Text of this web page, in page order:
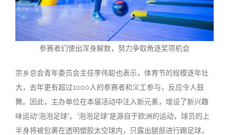
参赛者们使出浑身解数，努力争取角逐奖项机会
宗乡总会青年委员会主任李伟聪也表示，体育节的规模逐年壮
大，去年更有超过1000人的参赛者和义工参与，反应令人鼓
舞。因此，主办单位在本届活动中注入新元素，增设了新兴趣
味运动“泡泡足球”。“泡泡足球”是源自于欧洲的运动，球员的上
半身将被包裹在透明塑胶太空球内，只露出腿部进行踢足球，